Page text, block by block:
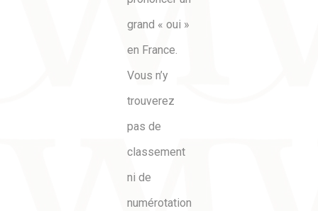
grand « oui »
en France.
Vous n’y
trouverez
pas de
classement
ni de
numérotation